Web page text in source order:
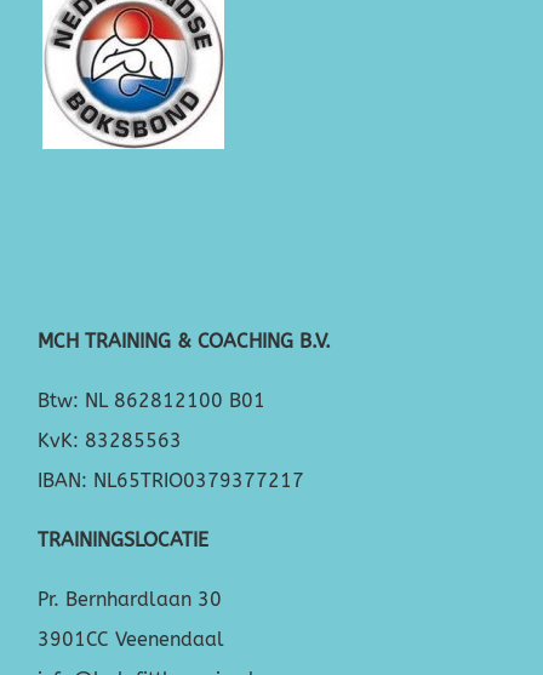
MCH TRAINING & COACHING B.V.
Btw: NL 862812100 B01
KvK: 83285563
IBAN: NL65TRIO0379377217
TRAININGSLOCATIE
Pr. Bernhardlaan 30
3901CC Veenendaal